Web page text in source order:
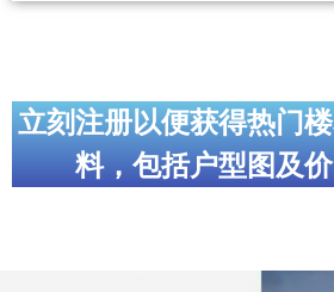
立刻注册以便获得热门
料，包括户型图及